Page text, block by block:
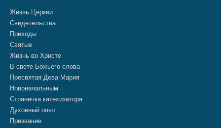
Жизнь Церкви
Свидетельства
Приходы
Святые
Жизнь во Христе
В свете Божьего слова
Пресвятая Дева Мария
Новоначальным
Страничка катехизатора
Духовный опыт
Призвание